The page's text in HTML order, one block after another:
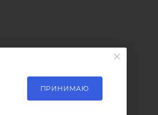
ПРИНИМАЮ